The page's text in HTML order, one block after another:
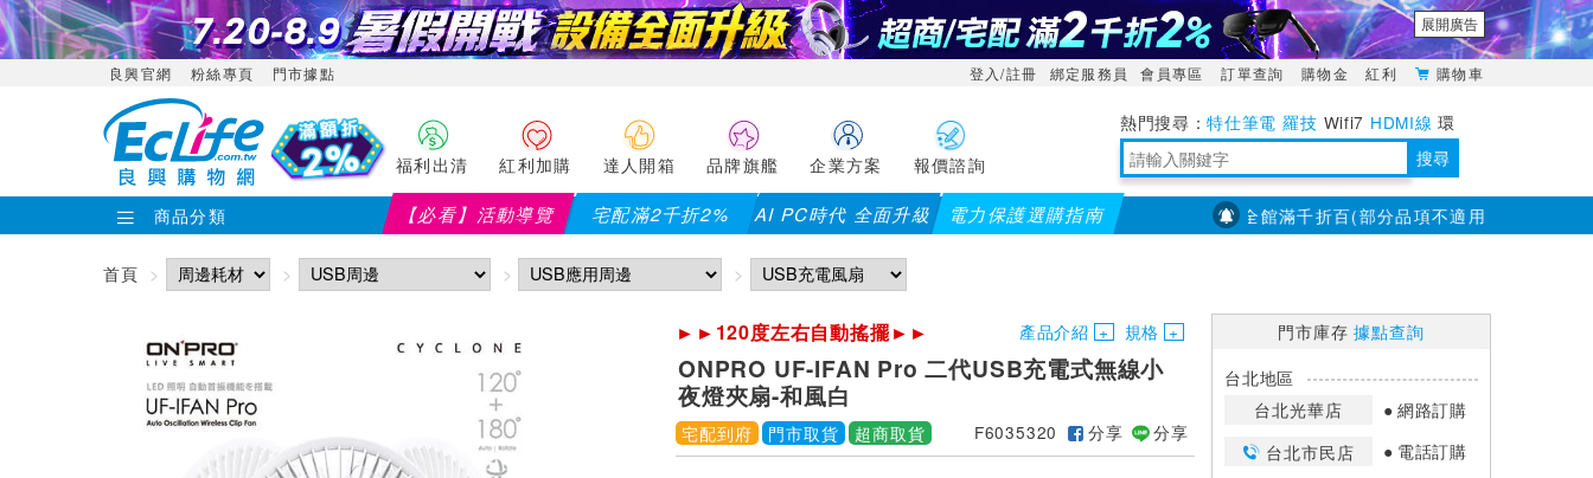
展開廣告
良興官網 粉絲專頁 門市據點 登入/註冊 綁定服務員 會員專區 訂單查詢 購物金 紅利 購物車
福利出清 紅利加購 達人開箱 品牌旗艦 企業方案 報價諮詢
特仕筆電 羅技 Wifi7 HDMI線 環
境量測 明緯POWER 搜尋
商品分類 【必看】活動導覽 宅配滿2千折2% AI PC時代 全面升級 電力保護選購指南【PX大通】全館滿千折百(部分品項不適用，滿2千折200...)
首頁
►►120度左右自動搖擺►► 產品介紹 規格
ONPRO UF-IFAN Pro 二代USB充電式無線小
夜燈夾扇-和風白
宅配到府 門市取貨 超商取貨 F6035320 分享 分享
門市庫存據點查詢
台北地區
台北光華店
網路訂購
台北市民店
電話訂購